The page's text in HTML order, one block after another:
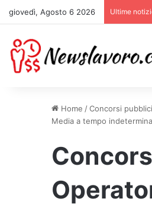
giovedì, Agosto 6 2026 Ultime
Home /Concorsi
Media a tempo